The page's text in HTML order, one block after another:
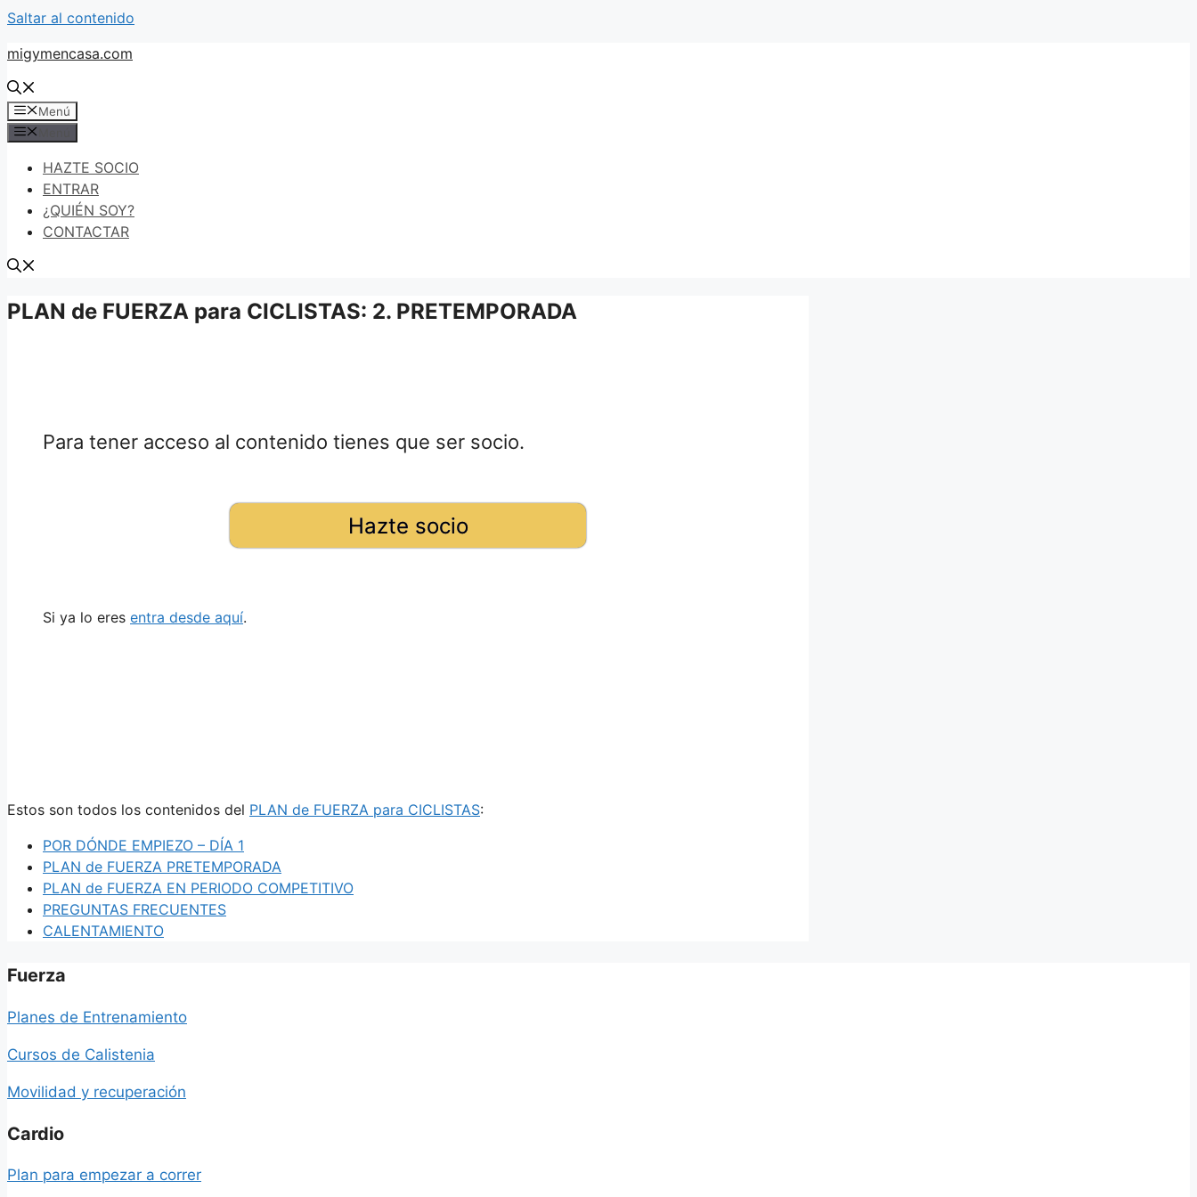
Saltar al contenido
migymencasa.com
Menú
HAZTE SOCIO
ENTRAR
¿QUIÉN SOY?
CONTACTAR
PLAN de FUERZA para CICLISTAS: 2. PRETEMPORADA
Para tener acceso al contenido tienes que ser socio.
Hazte socio
Si ya lo eres entra desde aquí.
Estos son todos los contenidos del PLAN de FUERZA para CICLISTAS:
POR DÓNDE EMPIEZO – DÍA 1
PLAN de FUERZA PRETEMPORADA
PLAN de FUERZA EN PERIODO COMPETITIVO
PREGUNTAS FRECUENTES
CALENTAMIENTO
Fuerza
Planes de Entrenamiento
Cursos de Calistenia
Movilidad y recuperación
Cardio
Plan para empezar a correr